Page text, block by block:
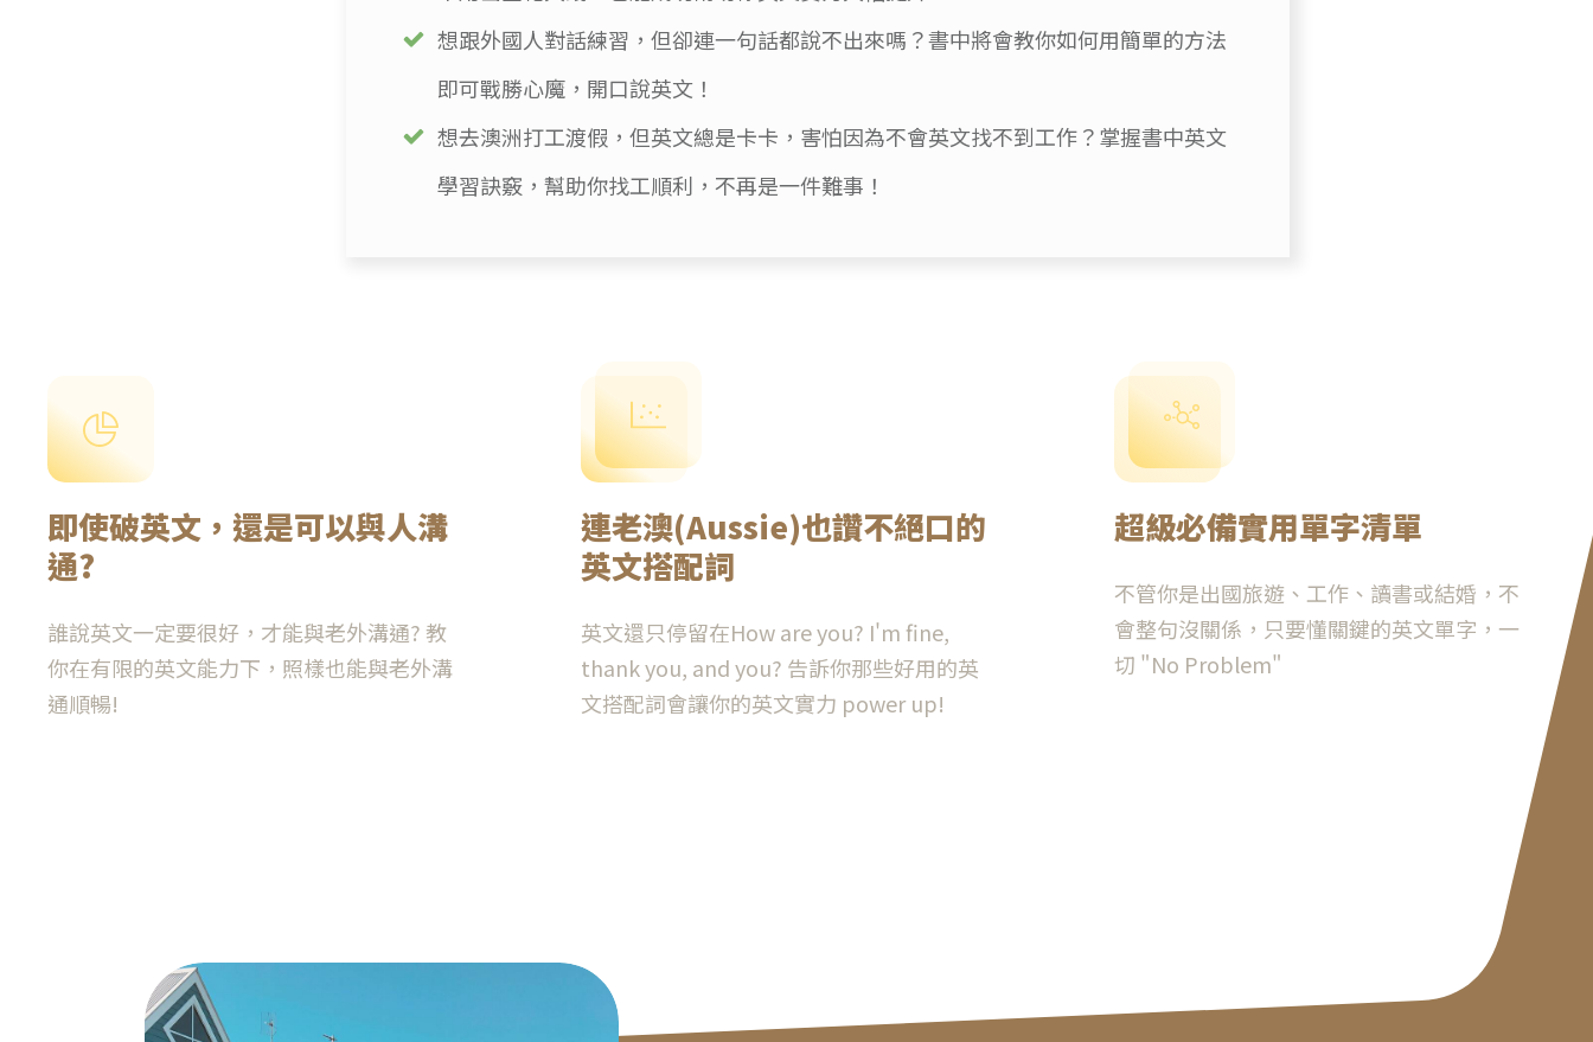
想跟外國人對話練習，但卻連一句話都說不出來嗎？書中將會教你如何用簡單的方法
即可戰勝心魔，開口說英文！
想去澳洲打工渡假，但英文總是卡卡，害怕因為不會英文找不到工作？掌握書中英文
學習訣竅，幫助你找工順利，不再是一件難事！
即使破英文，還是可以與人溝
通?
誰說英文一定要很好，才能與老外溝通? 教
你在有限的英文能力下，照樣也能與老外溝
通順暢!
連老澳(Aussie)也讚不絕口的
英文搭配詞
英文還只停留在How are you? I'm fine,
thank you, and you? 告訴你那些好用的英
文搭配詞會讓你的英文實力 power up!
超級必備實用單字清單
不管你是出國旅遊、工作、讀書或結婚，不
會整句沒關係，只要懂關鍵的英文單字，一
切 "No Problem"